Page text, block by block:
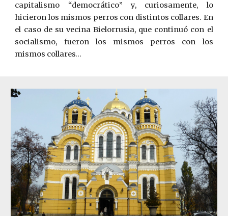
capitalismo “democrático” y, curiosamente, lo
hicieron los mismos perros con distintos collares. En
el caso de su vecina Bielorrusia, que continuó con el
socialismo, fueron los mismos perros con los
mismos collares…